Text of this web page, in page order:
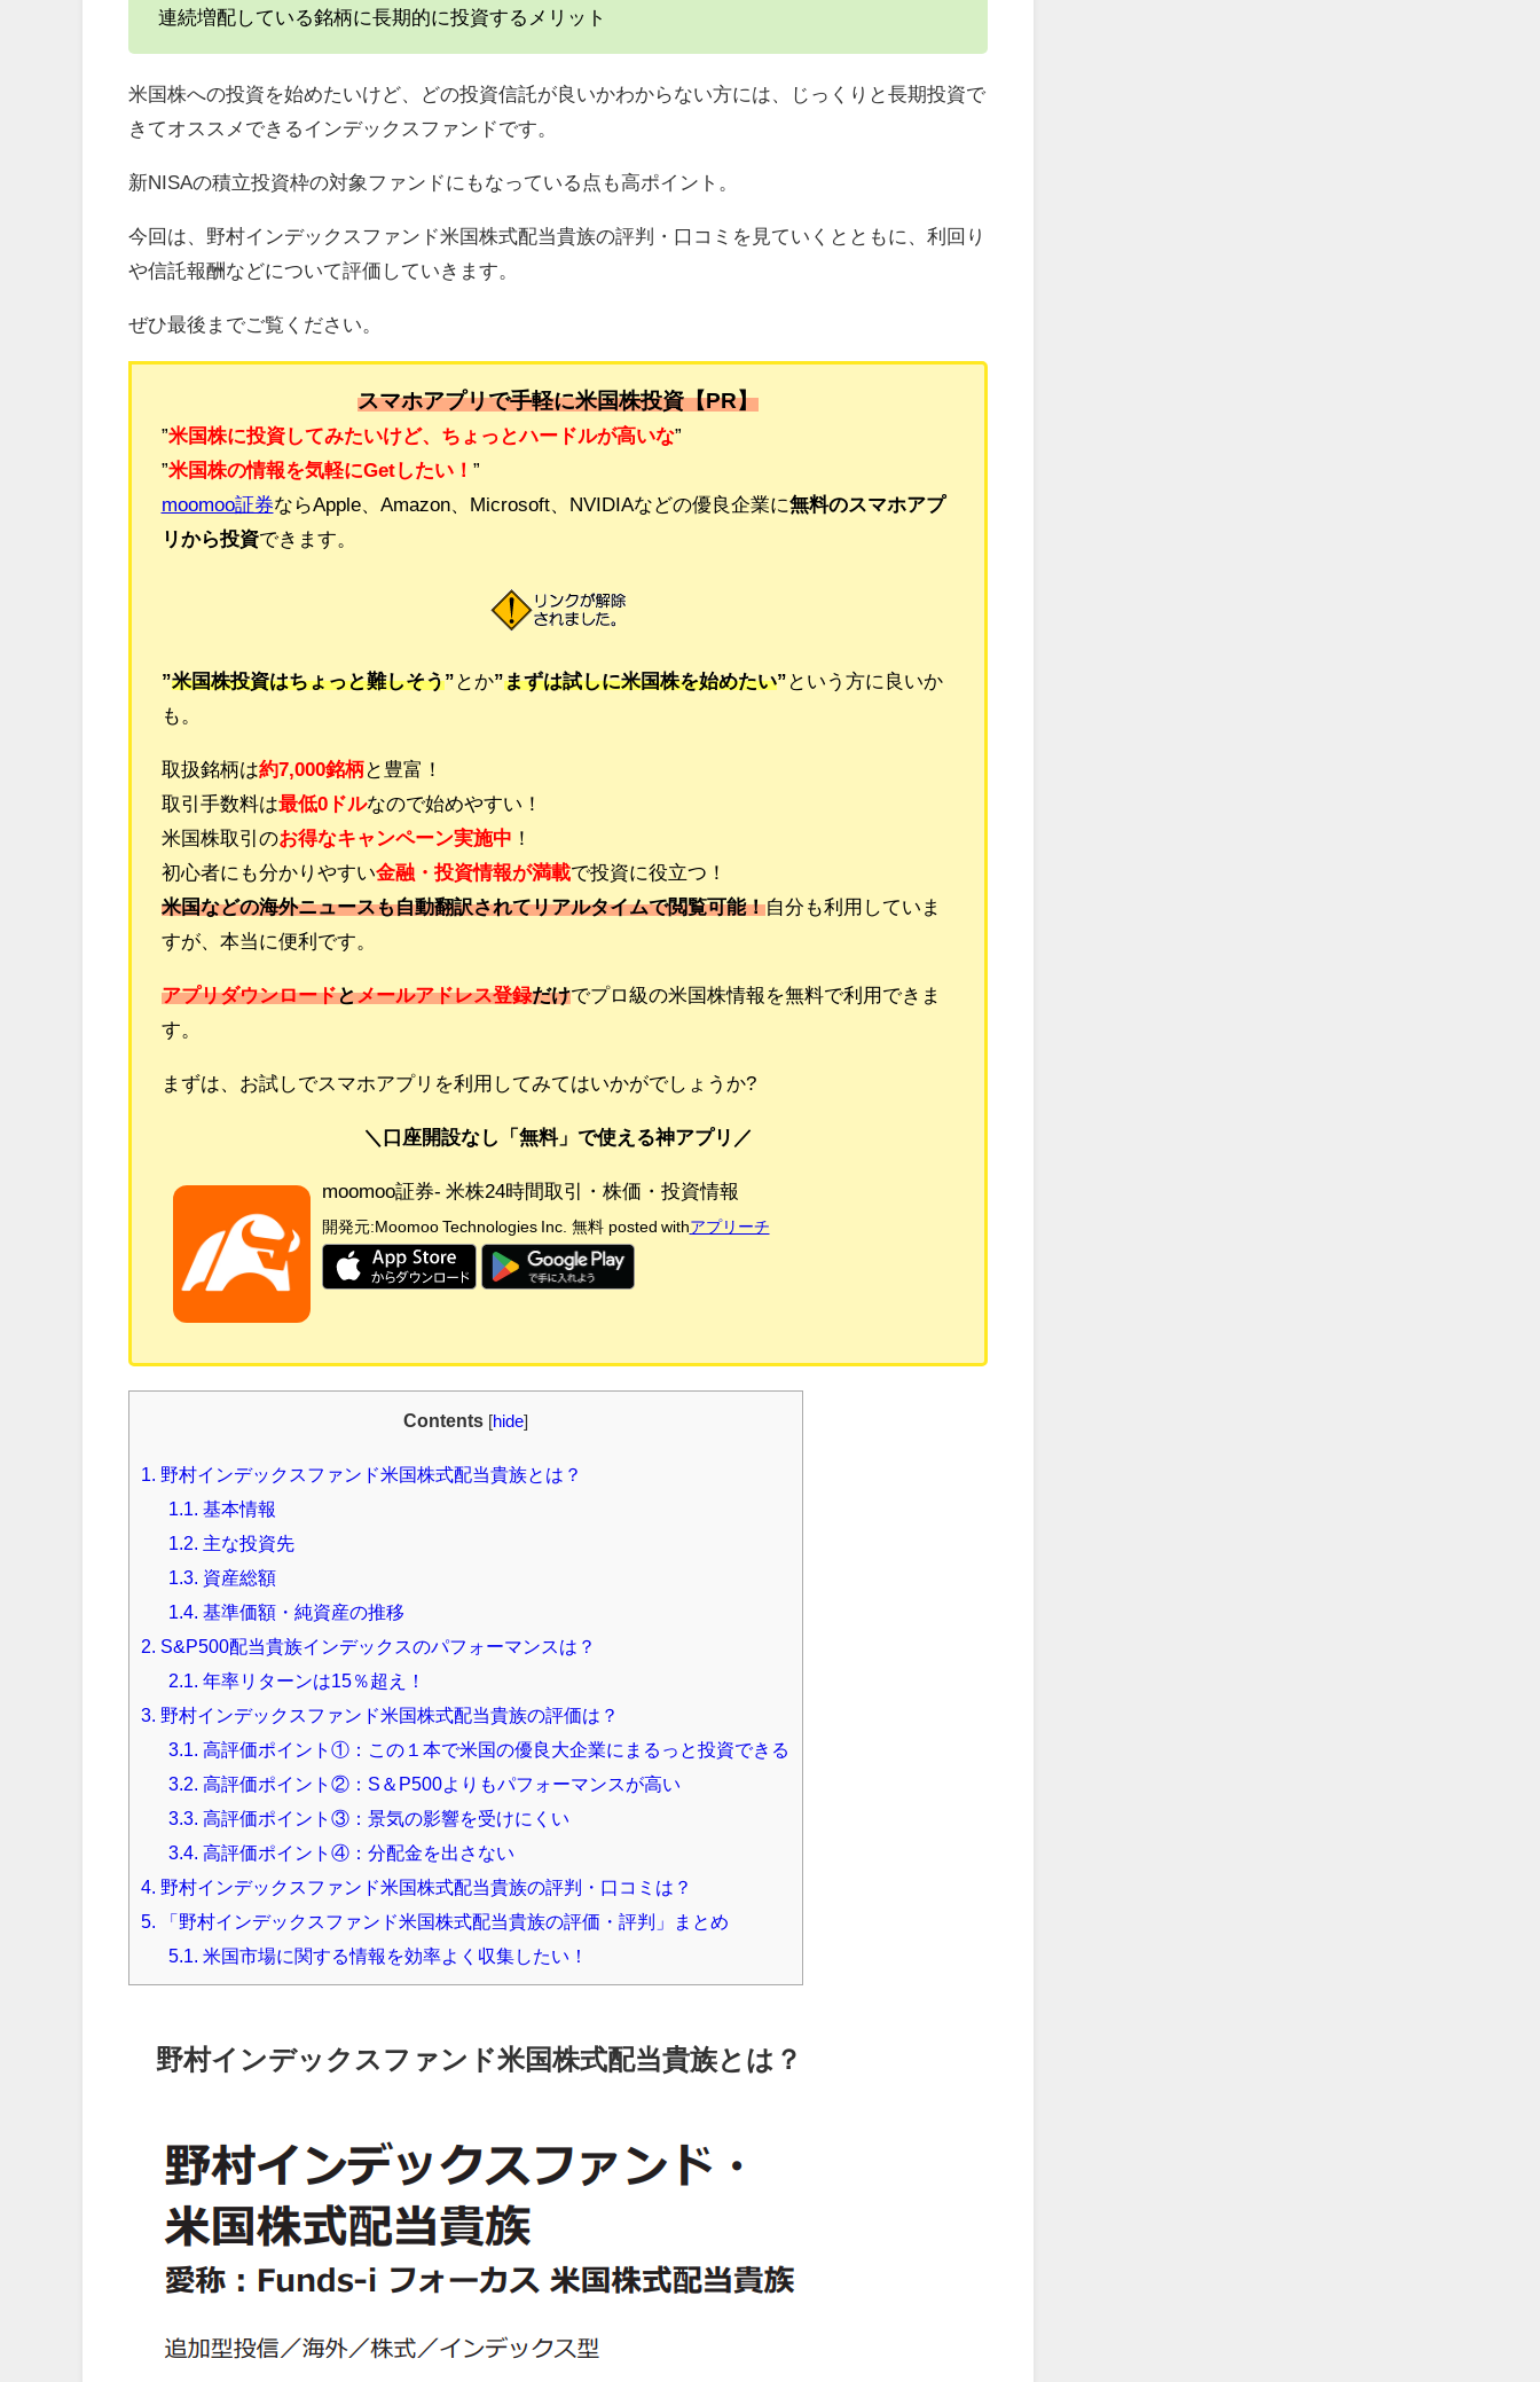
連続増配している銘柄に長期的に投資するメリット
米国株への投資を始めたいけど、どの投資信託が良いかわからない方には、じっくりと長期投資で
きてオススメできるインデックスファンドです。
新NISAの積立投資枠の対象ファンドにもなっている点も高ポイント。
今回は、野村インデックスファンド米国株式配当貴族の評判・口コミを見ていくとともに、利回り
や信託報酬などについて評価していきます。
ぜひ最後までご覧ください。
スマホアプリで手軽に米国株投資【PR】
”米国株に投資してみたいけど、ちょっとハードルが高いな”
”米国株の情報を気軽にGetしたい！ ”
moomoo証券ならApple、Amazon、Microsoft、NVIDIAなどの優良企業に無料のスマホアプ
リから投資できます。
”米国株投資はちょっと難しそう” とか”まずは試しに米国株を始めたい” という方に良いか
も。
取扱銘柄は約7,000銘柄と豊富！
取引手数料は最低0ドルなので始めやすい！
米国株取引のお得なキャンペーン実施中 ！
初心者にも分かりやすい金融・投資情報が満載で投資に役立つ ！
米国などの海外ニュースも自動翻訳されてリアルタイムで閲覧可能！自分も利用していま
すが、本当に便利です。
アプリダウンロードとメールアドレス登録だけでプロ級の米国株情報を無料で利用できま
す。
まずは、お試しでスマホアプリを利用してみてはいかがでしょうか?
＼口座開設なし「無料」で使える神アプリ／
moomoo証券- 米株24時間取引・株価・投資情報
開発元: Moomoo Technologies Inc. 無料 posted withアプリーチ
Contents [hide]
1.
野村インデックスファンド米国株式配当貴族とは？
1.1.
基本情報
1.2.
主な投資先
1.3. 資産総額
1.4. 基準価額・純資産の推移
2.
S&P500配当貴族インデックスのパフォーマンスは？
2.1.
年率リターンは15％超え！
3. 野村インデックスファンド米国株式配当貴族の評価は？
3.1.
高評価ポイント①：この１本で米国の優良大企業にまるっと投資できる
3.2. 高評価ポイント②：S＆P500よりもパフォーマンスが高い
3.3. 高評価ポイント③：景気の影響を受けにくい
3.4. 高評価ポイント④：分配金を出さない
4. 野村インデックスファンド米国株式配当貴族の評判・口コミは？
5.
「野村インデックスファンド米国株式配当貴族の評価・評判」まとめ
5.1.
米国市場に関する情報を効率よく収集したい！
野村インデックスファンド米国株式配当貴族とは？